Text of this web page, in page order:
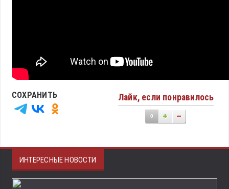
Лайк, если понравилось
0
СОХРАНИТЬ
ИНТЕРЕСНЫЕ НОВОСТИ